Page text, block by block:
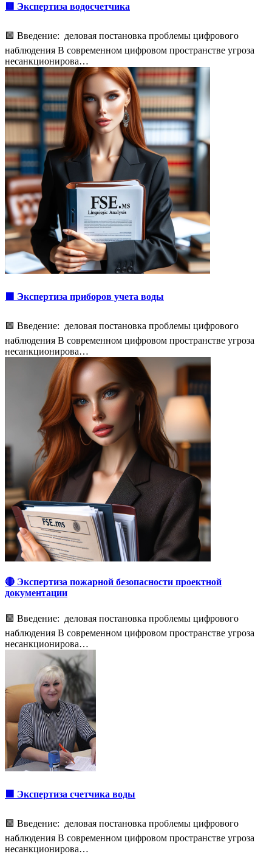
🟥 Экспертиза водосчетчика
🟩 Введение: деловая постановка проблемы цифрового
наблюдения В современном цифровом пространстве угроза
несанкционирова…
🟩 Экспертиза приборов учета воды
🟩 Введение: деловая постановка проблемы цифрового
наблюдения В современном цифровом пространстве угроза
несанкционирова…
🔴 Экспертиза пожарной безопасности проектной
документации
🟩 Введение: деловая постановка проблемы цифрового
наблюдения В современном цифровом пространстве угроза
несанкционирова…
🟩 Экспертиза счетчика воды
🟩 Введение: деловая постановка проблемы цифрового
наблюдения В современном цифровом пространстве угроза
несанкционирова…